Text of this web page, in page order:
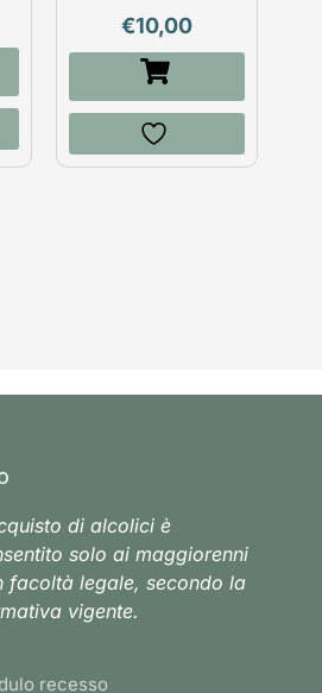
€10,00
di alcolici è
solo ai maggiorenni
facoltà legale, secondo la
vigente.
recesso